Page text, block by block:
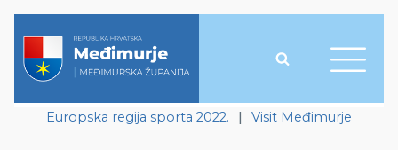
Europska regija sporta 2022. | Visit Međimurje